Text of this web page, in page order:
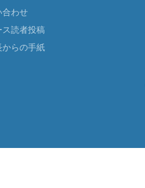
合わせ
ス読者投稿
からの手紙